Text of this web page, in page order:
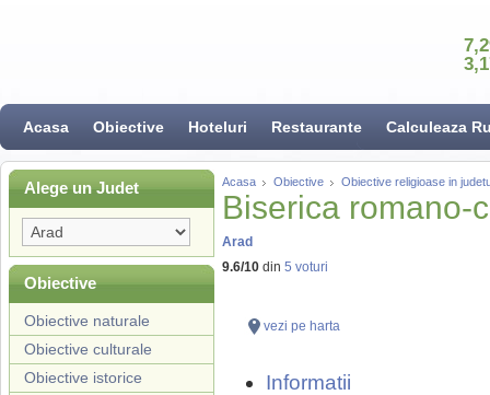
Acasa Obiective Hoteluri Restaurante Calculeaza
Alege un Judet
Obiective
Obiective naturale
Obiective culturale
Obiective istorice
Acasa Obiective Obiective religioase in
Biserica romano-
Arad
9.6/10 din 5 voturi
vezi pe harta
Informatii